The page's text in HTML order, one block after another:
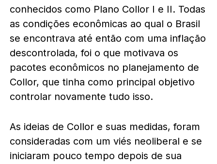
conhecidos como Plano Collor I e II. Todas
as condições econômicas ao qual o Brasil
se encontrava até então com uma inflação
descontrolada, foi o que motivava os
pacotes econômicos no planejamento de
Collor, que tinha como principal objetivo
controlar novamente tudo isso.
As ideias de Collor e suas medidas, foram
consideradas com um viés neoliberal e se
iniciaram pouco tempo depois de sua